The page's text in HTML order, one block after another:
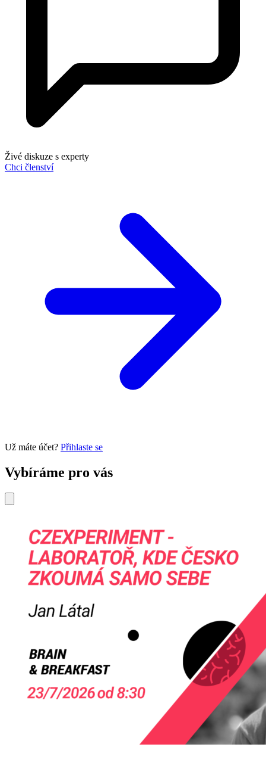
Živé diskuze s experty
Chci členství
Už máte účet? Přihlaste se
Vybíráme pro vás